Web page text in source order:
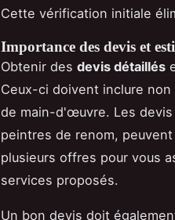
Cette vérification initiale
Importance des devis et
Obtenir des devis détaillés
Ceux-ci doivent inclure
de main-d'œuvre. Les
peintres de renom,
plusieurs offres pour vous
services proposés.
Un bon devis doit